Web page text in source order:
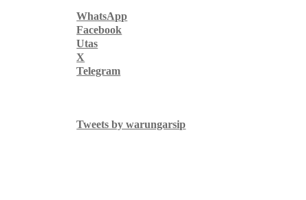
WhatsApp
Facebook
Utas
X
Telegram
Tweets by warungarsip